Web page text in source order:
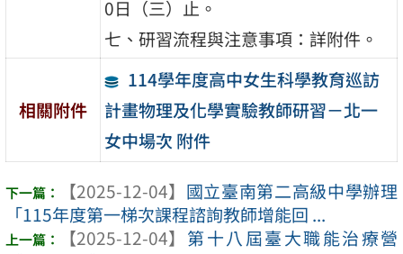
0日（三）止。
七、研習流程與注意事項：詳附件。
相關附件
114學年度高中女生科學教育巡訪
計畫物理及化學實驗教師研習－北一
女中場次 附件
【2025-12-04】 國立臺南第二高級中學辦理
「115年度第一梯次課程諮詢教師增能回 ...
【2025-12-04】 第十八屆臺大職能治療營